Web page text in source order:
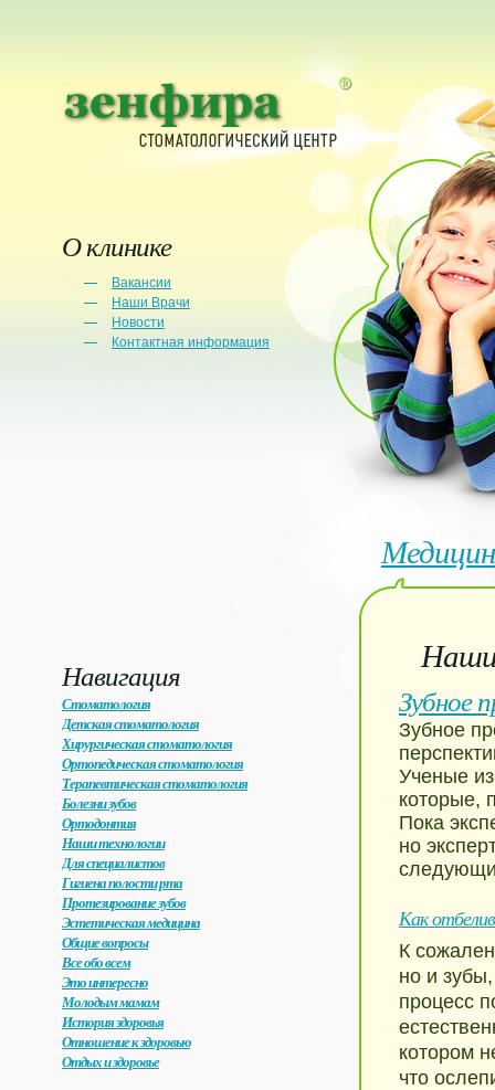
О клинике
Вакансии
Наши Врачи
Новости
Контактная информация
Навигация
Стоматология
Детская стоматология
Хирургическая стоматология
Ортопедическая стоматология
Терапевтическая стоматология
Болезни зубов
Ортодонтия
Наши технологии
Для специалистов
Гигиена полости рта
Протезирование зубов
Эстетическая медицина
Общие вопросы
Все обо всем
Это интересно
Молодым мамам
История здоровья
Отношение к здоровью
Отдых и здоровье
Наши
Зубное
Зубное
Ученые
которые,
Пока
но
Как
К
но и
процесс
котором
что